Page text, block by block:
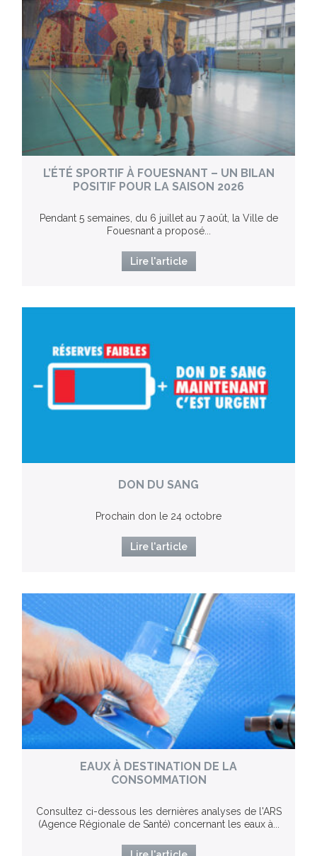
L’ÉTÉ SPORTIF À FOUESNANT – UN BILAN
POSITIF POUR LA SAISON 2026
Pendant 5 semaines, du 6 juillet au 7 août, la Ville de
Fouesnant a proposé...
Lire l'article
DON DU SANG
Prochain don le 24 octobre
Lire l'article
EAUX À DESTINATION DE LA
CONSOMMATION
Consultez ci-dessous les dernières analyses de l'ARS
(Agence Régionale de Santé) concernant les eaux à...